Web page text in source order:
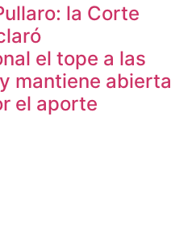
la Corte
el tope a las
mantiene abierta
el aporte